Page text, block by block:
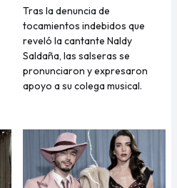
Tras la denuncia de
tocamientos indebidos que
reveló la cantante Naldy
Saldaña, las salseras se
pronunciaron y expresaron
apoyo a su colega musical.